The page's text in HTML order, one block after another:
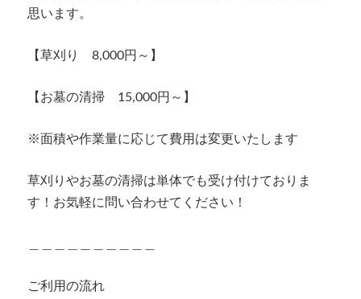
思います。
【草刈り 8,000円～】
【お墓の清掃 15,000円～】
※面積や作業量に応じて費用は変更いたします
草刈りやお墓の清掃は単体でも受け付けておりま
す！お気軽に問い合わせてください！
ご利用の流れ